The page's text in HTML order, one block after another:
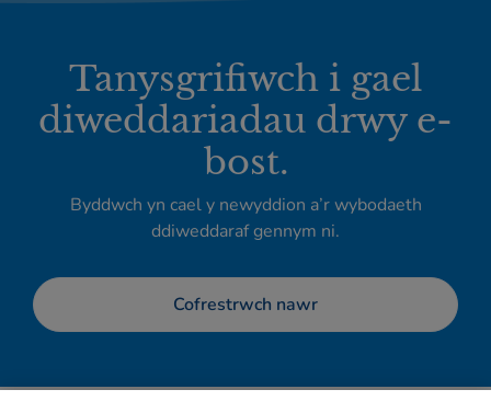
Tanysgrifiwch i gael
diweddariadau drwy e-
bost.
Byddwch yn cael y newyddion a’r wybodaeth
ddiweddaraf gennym ni.
Cofrestrwch nawr